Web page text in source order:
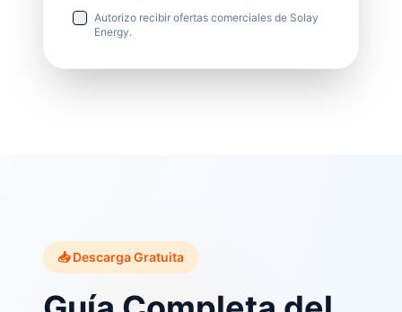
Autorizo recibir ofertas comerciales de Solay
Energy.
📥 Descarga Gratuita